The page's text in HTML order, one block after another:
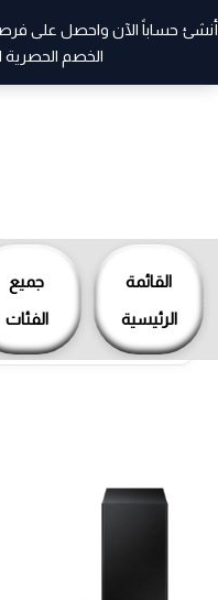
القائمة
الرئيسية
جميع
الفئات
أنشئ حساباً الآن واحصل على
الخصم الحصرية
تخطي
أنت هنا: الرئيسية